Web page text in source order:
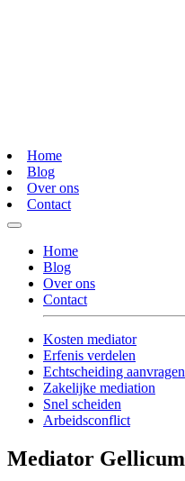
Home
Blog
Over ons
Contact
Home
Blog
Over ons
Contact
Kosten mediator
Erfenis verdelen
Echtscheiding aanvragen
Zakelijke mediation
Snel scheiden
Arbeidsconflict
Mediator Gellicum